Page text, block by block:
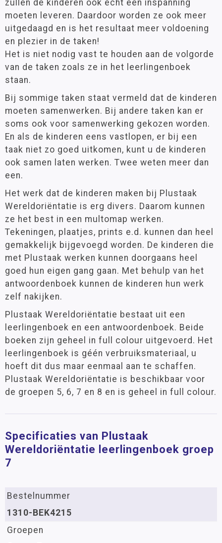
zullen de kinderen ook echt een inspanning
moeten leveren. Daardoor worden ze ook meer
uitgedaagd en is het resultaat meer voldoening
en plezier in de taken!
Het is niet nodig vast te houden aan de volgorde
van de taken zoals ze in het leerlingenboek
staan.
Bij sommige taken staat vermeld dat de kinderen
moeten samenwerken. Bij andere taken kan er
soms ook voor samenwerking gekozen worden.
En als de kinderen eens vastlopen, er bij een
taak niet zo goed uitkomen, kunt u de kinderen
ook samen laten werken. Twee weten meer dan
een.
Het werk dat de kinderen maken bij Plustaak
Wereldoriëntatie is erg divers. Daarom kunnen
ze het best in een multomap werken.
Tekeningen, plaatjes, prints e.d. kunnen dan heel
gemakkelijk bijgevoegd worden. De kinderen die
met Plustaak werken kunnen doorgaans heel
goed hun eigen gang gaan. Met behulp van het
antwoordenboek kunnen de kinderen hun werk
zelf nakijken.
Plustaak Wereldoriëntatie bestaat uit een
leerlingenboek en een antwoordenboek. Beide
boeken zijn geheel in full colour uitgevoerd. Het
leerlingenboek is géén verbruiksmateriaal, u
hoeft dit dus maar eenmaal aan te schaffen.
Plustaak Wereldoriëntatie is beschikbaar voor
de groepen 5, 6, 7 en 8 en is geheel in full colour.
Specificaties van Plustaak
Wereldoriëntatie leerlingenboek groep
7
Bestelnummer
1310-BEK4215
Groepen